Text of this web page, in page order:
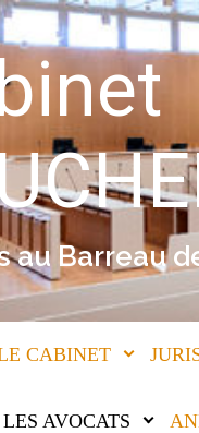
au Barreau
CABINET
LES AVOCATS